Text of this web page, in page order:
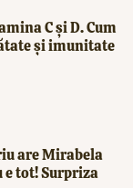
C și D. Cum
și imunitate
are Mirabela
e tot! Surpriza